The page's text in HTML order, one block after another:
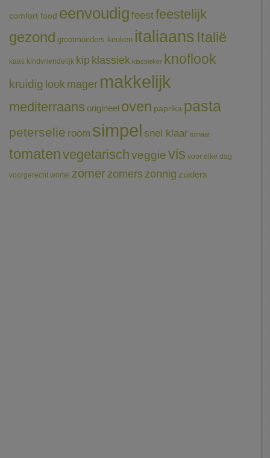
comfort food eenvoudig feestfeestelijk
gezond grootmoeders keuken italiaans Italië
kaas kindvriendelijk kip klassiek klassieker knoflook
kruidig look mager makkelijk
mediterraans origineel oven paprika pasta
peterselie room simpel snel klaar tomaat
tomatenvegetarischveggievis voor elke dag
voorgerecht wortel zomerzomerszonnig zuiders